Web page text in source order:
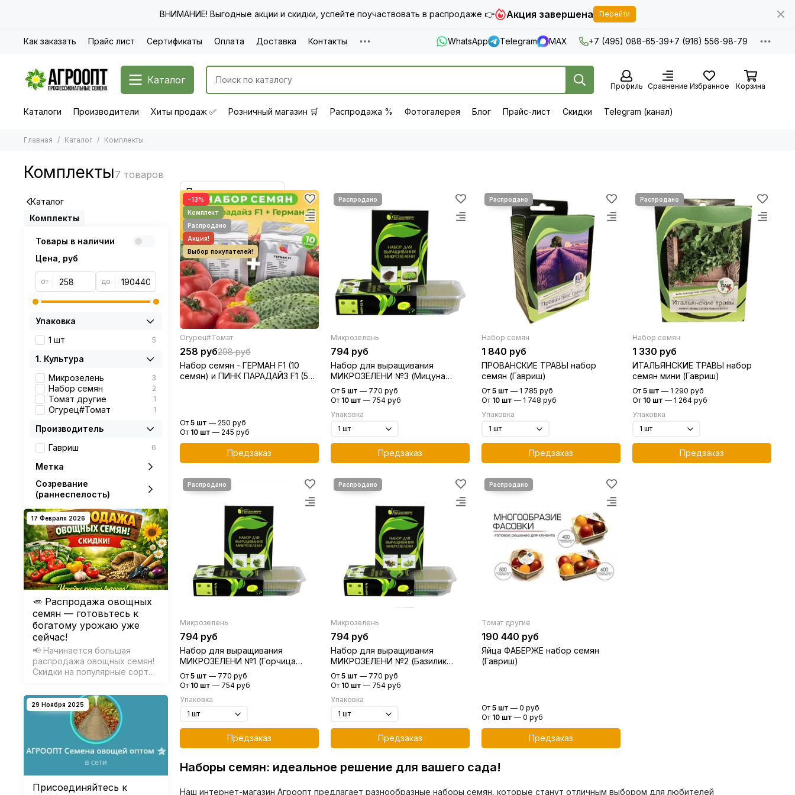
ВНИМАНИЕ! Выгодные акции и скидки, успейте поучаствовать в распродаже 👉 Акция завершена Перейти
Как заказать Прайс лист Сертификаты Оплата Доставка Контакты WhatsApp Telegram MAX +7 (495) 088-65-39+7 (916) 556-98-79
Каталог
Профиль Сравнение Избранное Корзина
Каталоги Производители Хиты продаж ✅ Розничный магазин 🛒 Распродажа % Фотогалерея Блог Прайс-лист Скидки Telegram (канал)
Главная Каталог Комплекты
Комплекты
−13%
Огурец#Томат
258 руб298 руб
Набор семян - ГЕРМАН F1 (10
семян) и ПИНК ПАРАДАЙЗ F1 (5
От 5 шт — 250 руб
От 10 шт — 245 руб
Предзаказ
Микрозелень
794 руб
Набор для выращивания
МИКРОЗЕЛЕНИ №3 (Мицуна
красная+Руккола) (Гавриш)
От 5 шт — 770 руб
От 10 шт — 754 руб
Упаковка
Предзаказ
Набор семян
1 840 руб
ПРОВАНСКИЕ ТРАВЫ набор
семян (Гавриш)
От 5 шт — 1 785 руб
От 10 шт — 1 748 руб
Упаковка
Предзаказ
Набор семян
1 330 руб
ИТАЛЬЯНСКИЕ ТРАВЫ набор
семян мини (Гавриш)
От 5 шт — 1 290 руб
От 10 шт — 1 264 руб
Упаковка
Предзаказ
Микрозелень
794 руб
Набор для выращивания
МИКРОЗЕЛЕНИ №1 (Горчица
листовая красная+Кресс-салат)
(Гавриш)
От 5 шт — 770 руб
От 10 шт — 754 руб
Упаковка
Предзаказ
Микрозелень
794 руб
Набор для выращивания
МИКРОЗЕЛЕНИ №2 (Базилик
лиловый+Мицуна зеленая)
(Гавриш)
От 5 шт — 770 руб
От 10 шт — 754 руб
Упаковка
Предзаказ
Томат другие
190 440 руб
Яйца ФАБЕРЖЕ набор семян
(Гавриш)
От 5 шт — 0 руб
От 10 шт — 0 руб
Предзаказ
Наборы семян: идеальное решение для вашего сада!
Наш интернет-магазин Агроопт предлагает разнообразные наборы семян, которые станут отличным выбором для любителей
Каталог
Комплекты
Товары в наличии
Цена, руб
от до
Упаковка
1 шт
5
1. Культура
Микрозелень
3
Набор семян 2
Томат другие 1
Огурец#Томат 1
Производитель
Гавриш
6
Метка
Созревание
(раннеспелость)
17 Февраля 2026
🥕 Распродажа овощных
семян — готовьтесь к
богатому урожаю уже
сейчас!
📢 Начинается большая
распродажа овощных семян!
Скидки на популярные сорта
зелени и других культур.
Отличный шанс заранее
подготовиться к посевному
сезону и купить
качественные семена по
выгодной цене.
29 Ноября 2025
Присоединяйтесь к